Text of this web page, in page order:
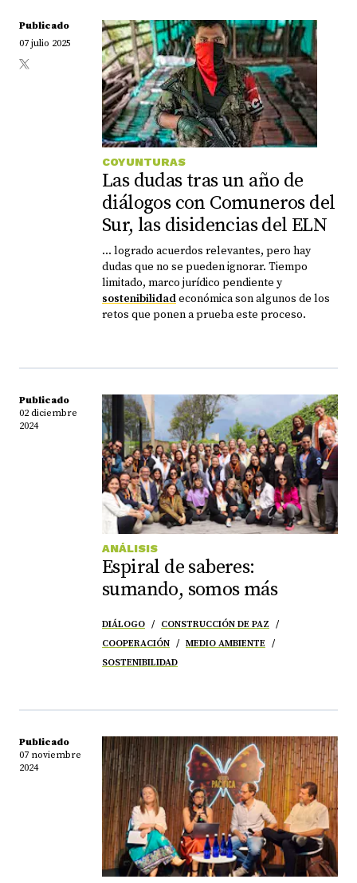
Publicado
07 julio 2025
COYUNTURAS
Las dudas tras un año de
diálogos con Comuneros del
Sur, las disidencias del ELN
... logrado acuerdos relevantes, pero hay
dudas que no se pueden ignorar. Tiempo
limitado, marco jurídico pendiente y
sostenibilidadeconómica son algunos de los
retos que ponen a prueba este proceso.
Publicado
02 diciembre
2024
ANÁLISIS
Espiral de saberes:
sumando, somos más
DIÁLOGO
CONSTRUCCIÓN DE PAZ
COOPERACIÓN
MEDIO AMBIENTE
SOSTENIBILIDAD
Publicado
07 noviembre
2024